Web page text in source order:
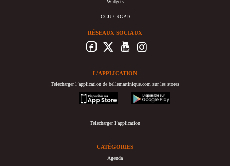
CGU / RGPD
RÉSEAUX SOCIAUX
L’APPLICATION
Télécharger l’application de bellemartinique.com sur les stores
appstore
googleplay
Télécharger l’application
CATÉGORIES
Agenda